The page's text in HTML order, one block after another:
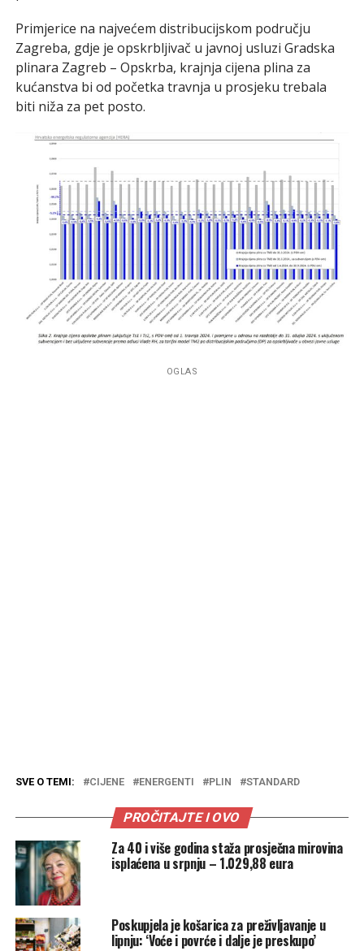
Primjerice na najvećem distribucijskom području
Zagreba, gdje je opskrbljivač u javnoj usluzi Gradska
plinara Zagreb – Opskrba, krajnja cijena plina za
kućanstva bi od početka travnja u prosjeku trebala
biti niža za pet posto.
OGLAS
SVE O TEMI: CIJENE ENERGENTI PLIN STANDARD
PROČITAJTE I OVO
Za 40 i više godina staža prosječna mirovina
isplaćena u srpnju – 1.029,88 eura
Poskupjela je košarica za preživljavanje u
lipnju: ‘Voće i povrće i dalje je preskupo’